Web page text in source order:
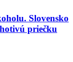
Slovensko
priečku